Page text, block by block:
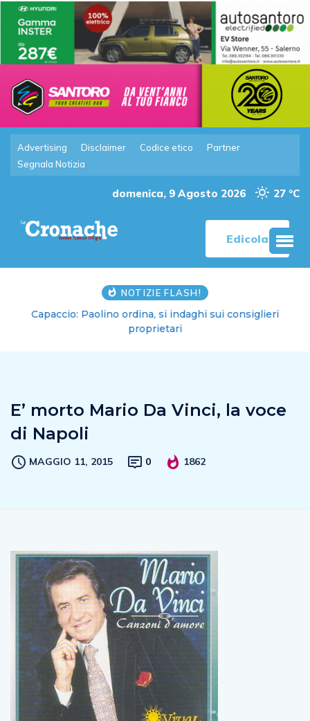
Advertising Disclaimer Codice etico
Partner
Segnala Notizia
domenica, 9 Agosto 2026 27 °C
Edicola
NOTIZIE FLASH!
Capaccio: Paolino ordina, si indaghi sui consiglieri
proprietari
E’ morto Mario Da Vinci, la voce
di Napoli
MAGGIO 11, 2015 0 1862